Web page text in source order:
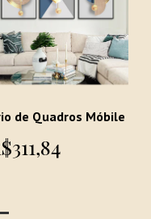
de Quadros Móbile